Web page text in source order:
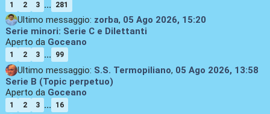
1 2 3 ... 281
Ultimo messaggio: zorba, 05 Ago 2026, 15:20
Serie minori: Serie C e Dilettanti
Aperto da Goceano
1 2 3 ... 99
Ultimo messaggio: S.S. Termopiliano, 05 Ago 2026, 13:58
Serie B (Topic perpetuo)
Aperto da Goceano
1 2 3 ... 16